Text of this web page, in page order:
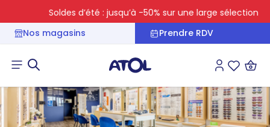
Soldes d’été : jusqu’à -50% sur une large sélection
Nos magasins
Prendre RDV
Connexion